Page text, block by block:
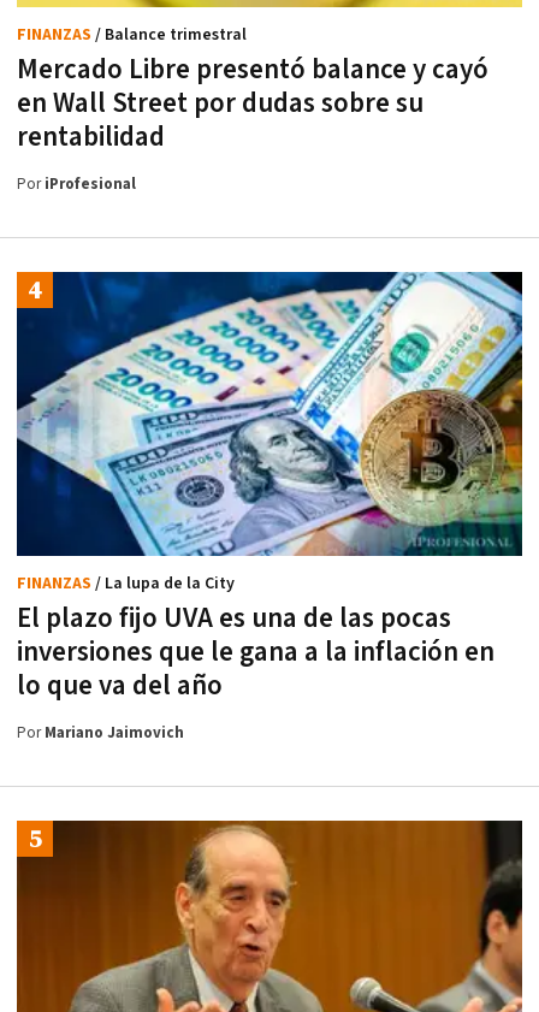
Mercado Libre presentó balance y cayó
en Wall Street por dudas sobre su
rentabilidad
FINANZAS / Balance trimestral
PoriProfesional
El plazo fijo UVA es una de las pocas
inversiones que le gana a la inflación en
lo que va del año
FINANZAS / La lupa de la City
PorMariano Jaimovich